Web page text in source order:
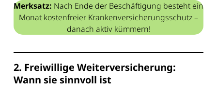
Merksatz: Nach Ende der Beschäftigung besteht ein
Monat kostenfreier Krankenversicherungsschutz –
danach aktiv kümmern!
2. Freiwillige Weiterversicherung:
Wann sie sinnvoll ist